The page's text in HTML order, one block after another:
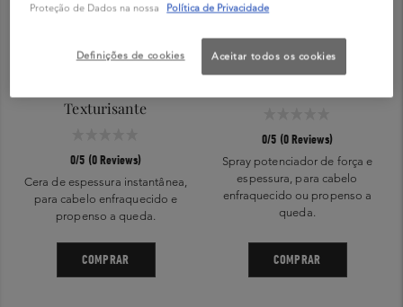
Texturisante
0/5 (0 Reviews)
Cera de espessura instantânea,
para cabelo enfraquecido e
propenso a queda.
COMPRAR
0/5 (0 Reviews)
Spray potenciador de força e
espessura, para cabelo
enfraquecido ou propenso a
queda.
COMPRAR
Proteção de Dados na nossa
Política de Privacidade
Definições de cookies Aceitar todos os cookies